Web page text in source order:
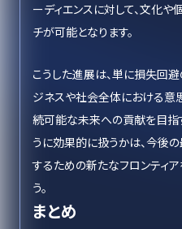
ーディエンスに対して、文化
チが可能となります。
こうした進展は、単に損失回
ジネスや社会全体における意
続可能な未来への貢献を目指
うに効果的に扱うかは、今後
するための新たなフロンティ
う。
まとめ